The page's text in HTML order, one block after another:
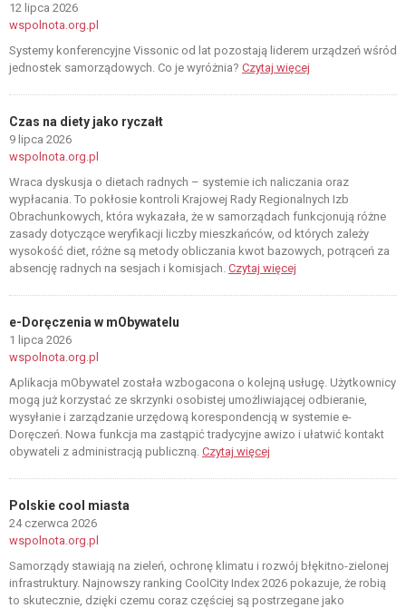
12 lipca 2026
wspolnota.org.pl
Systemy konferencyjne Vissonic od lat pozostają liderem urządzeń wśród
jednostek samorządowych. Co je wyróżnia? Czytaj więcej
Czas na diety jako ryczałt
9 lipca 2026
wspolnota.org.pl
Wraca dyskusja o dietach radnych – systemie ich naliczania oraz
wypłacania. To pokłosie kontroli Krajowej Rady Regionalnych Izb
Obrachunkowych, która wykazała, że w samorządach funkcjonują różne
zasady dotyczące weryfikacji liczby mieszkańców, od których zależy
wysokość diet, różne są metody obliczania kwot bazowych, potrąceń za
absencję radnych na sesjach i komisjach. Czytaj więcej
e-Doręczenia w mObywatelu
1 lipca 2026
wspolnota.org.pl
Aplikacja mObywatel została wzbogacona o kolejną usługę. Użytkownicy
mogą już korzystać ze skrzynki osobistej umożliwiającej odbieranie,
wysyłanie i zarządzanie urzędową korespondencją w systemie e-
Doręczeń. Nowa funkcja ma zastąpić tradycyjne awizo i ułatwić kontakt
obywateli z administracją publiczną. Czytaj więcej
Polskie cool miasta
24 czerwca 2026
wspolnota.org.pl
Samorządy stawiają na zieleń, ochronę klimatu i rozwój błękitno-zielonej
infrastruktury. Najnowszy ranking CoolCity Index 2026 pokazuje, że robią
to skutecznie, dzięki czemu coraz częściej są postrzegane jako